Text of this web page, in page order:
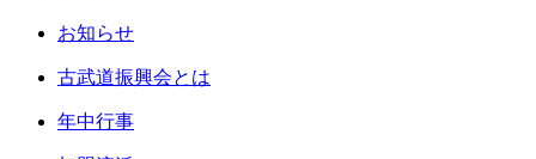
お知らせ
古武道振興会とは
年中行事